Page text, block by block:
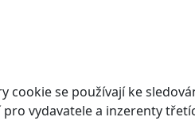
cookie se používají ke
vydavatele a inzerenty